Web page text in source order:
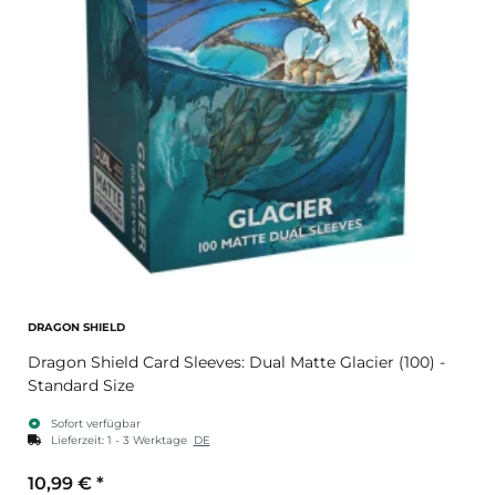
DRAGON SHIELD
Dragon Shield Card Sleeves: Dual Matte Glacier (100) -
Standard Size
Sofort verfügbar
Lieferzeit: 1 - 3 Werktage DE
10,99 € *